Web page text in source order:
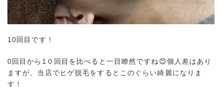
10回目です！
0回目から1０回目を比べると一目瞭然ですね😊個人差はあり
ますが、当店でヒゲ脱毛をするとこのぐらい綺麗になりま
す！